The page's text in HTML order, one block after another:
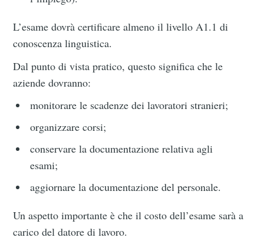
L’esame dovrà certificare almeno il livello A1.1 di
conoscenza linguistica.
Dal punto di vista pratico, questo significa che le
aziende dovranno:
monitorare le scadenze dei lavoratori stranieri;
organizzare corsi;
conservare la documentazione relativa agli
esami;
aggiornare la documentazione del personale.
Un aspetto importante è che il costo dell’esame sarà a
carico del datore di lavoro.